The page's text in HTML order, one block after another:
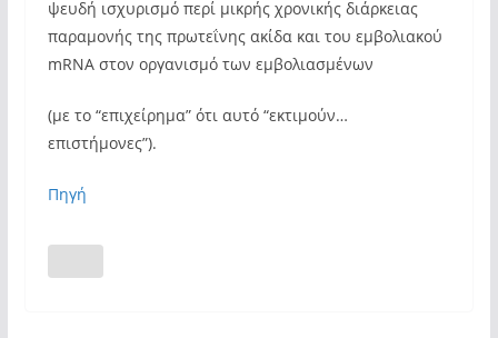
ψευδή ισχυρισμό περί μικρής χρονικής διάρκειας
παραμονής της πρωτεΐνης ακίδα και του εμβολιακού
mRNA στον οργανισμό των εμβολιασμένων
(με το “επιχείρημα” ότι αυτό “εκτιμούν…
επιστήμονες”).
Πηγή